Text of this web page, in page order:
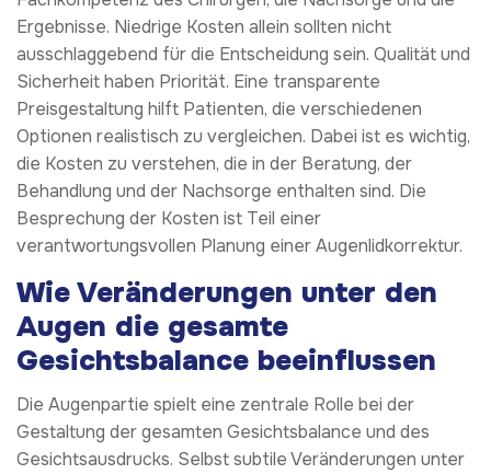
Ergebnisse. Niedrige Kosten allein sollten nicht
ausschlaggebend für die Entscheidung sein. Qualität und
Sicherheit haben Priorität. Eine transparente
Preisgestaltung hilft Patienten, die verschiedenen
Optionen realistisch zu vergleichen. Dabei ist es wichtig,
die Kosten zu verstehen, die in der Beratung, der
Behandlung und der Nachsorge enthalten sind. Die
Besprechung der Kosten ist Teil einer
verantwortungsvollen Planung einer Augenlidkorrektur.
Wie Veränderungen unter den
Augen die gesamte
Gesichtsbalance beeinflussen
Die Augenpartie spielt eine zentrale Rolle bei der
Gestaltung der gesamten Gesichtsbalance und des
Gesichtsausdrucks. Selbst subtile Veränderungen unter